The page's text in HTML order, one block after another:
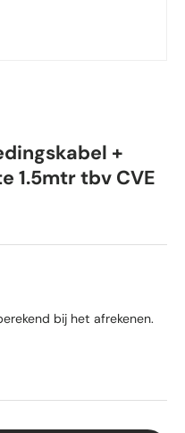
+
1.5mtr tbv CVE
bij het afrekenen.